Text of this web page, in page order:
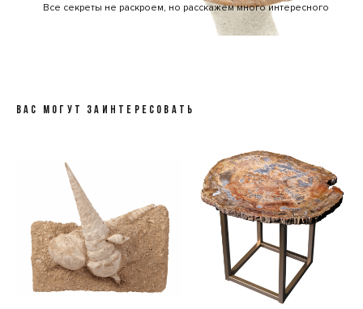
Все секреты не раскроем, но расскажем много интересного
ВАС МОГУТ ЗАИНТЕРЕСОВАТЬ